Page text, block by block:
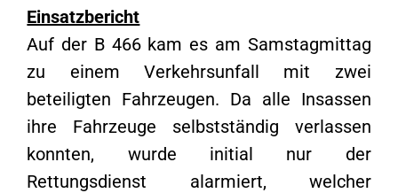
Einsatzbericht
Auf der B 466 kam es am Samstagmittag
zu einem Verkehrsunfall mit zwei
beteiligten Fahrzeugen. Da alle Insassen
ihre Fahrzeuge selbstständig verlassen
konnten, wurde initial nur der
Rettungsdienst alarmiert, welcher